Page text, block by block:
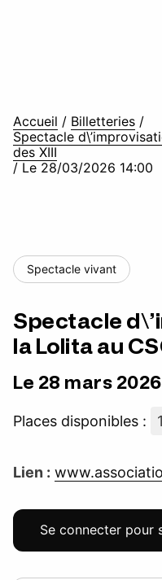
Accueil / Billetteries /
Spectacle
des XIII
/ Le 28/03/2026 14:00
Spectacle vivant
Spectacle
la Lolita au
Le 28 mars
Places disponibles :
Lien :
Se connecter pour